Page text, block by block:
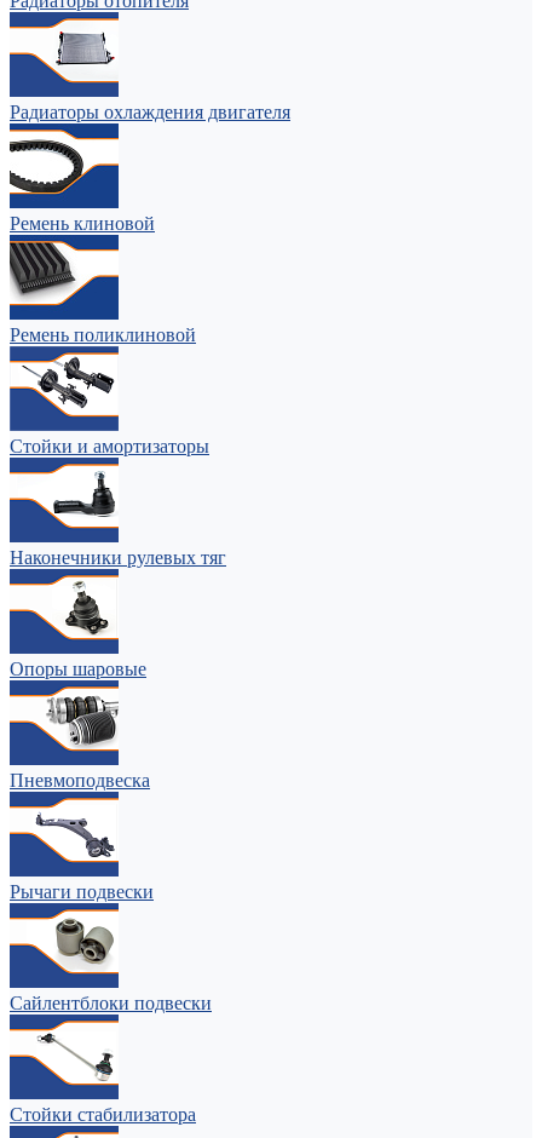
Радиаторы охлаждения двигателя
Ремень клиновой
Ремень поликлиновой
Стойки и амортизаторы
Наконечники рулевых тяг
Опоры шаровые
Пневмоподвеска
Рычаги подвески
Сайлентблоки подвески
Стойки стабилизатора